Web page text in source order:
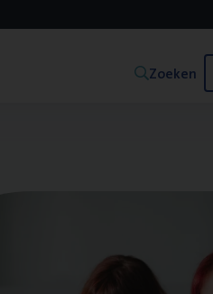
Zoeken